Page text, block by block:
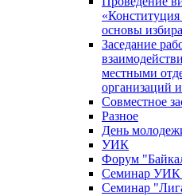
основы
Заседание
местными
организаций
Совместное
Разное
День
УИК
Форум
Семинар УИК
Семинар